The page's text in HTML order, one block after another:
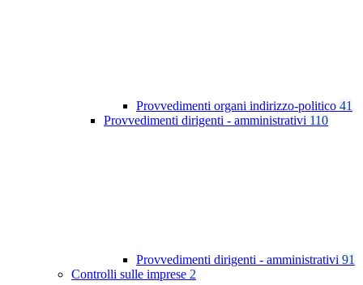
Provvedimenti organi indirizzo-politico 41
Provvedimenti dirigenti - amministrativi 110
Provvedimenti dirigenti - amministrativi 91
Controlli sulle imprese 2